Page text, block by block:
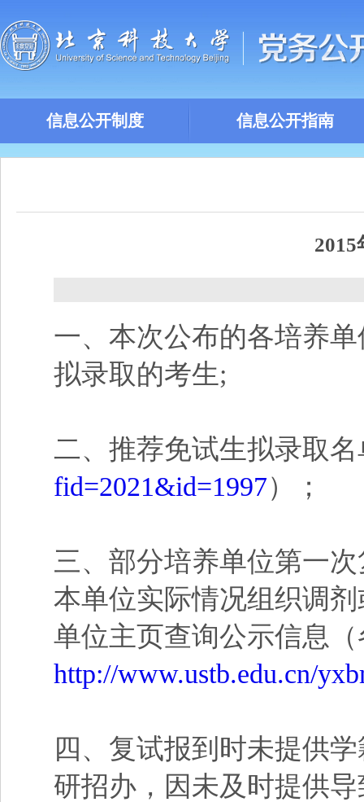
信息公开制度 信息公开指南
一、本次公布的各培养
拟录取的考生;
二、推荐免试生拟录取
fid=2021&id=1997）；
三、部分培养单位第一
本单位实际情况组织调
单位主页查询公示信息
http://www.ustb.edu.cn/
四、复试报到时未提供
研招办，因未及时提供